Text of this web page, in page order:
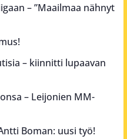
– ”Maailmaa nähnyt
– kiinnitti lupaavan
– Leijonien MM-
Boman: uusi työ!